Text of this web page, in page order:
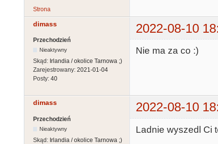
Strona
dimass 2022-08-10
Przechodzień
Nieaktywny
Skąd: Irlandia / okolice Tarnowa ;)
Zarejestrowany: 2021-01-04
Posty: 40
Nie ma za co :)
dimass 2022-08-10
Przechodzień
Nieaktywny
Skąd: Irlandia / okolice Tarnowa ;)
Ladnie wyszedl Ci